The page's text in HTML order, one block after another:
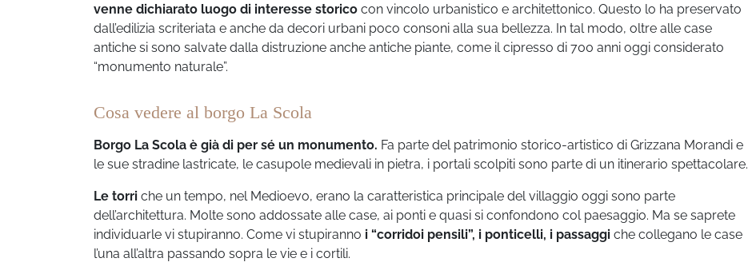
venne dichiarato luogo di interesse storico con vincolo urbanistico e architettonico. Questo lo ha preservato
dall’edilizia scriteriata e anche da decori urbani poco consoni alla sua bellezza. In tal modo, oltre alle case
antiche si sono salvate dalla distruzione anche antiche piante, come il cipresso di 700 anni oggi considerato
“monumento naturale”.
Cosa vedere al borgo La Scola
Borgo La Scola è già di per sé un monumento. Fa parte del patrimonio storico-artistico di Grizzana Morandi e
le sue stradine lastricate, le casupole medievali in pietra, i portali scolpiti sono parte di un itinerario spettacolare.
Le torri che un tempo, nel Medioevo, erano la caratteristica principale del villaggio oggi sono parte
dell’architettura. Molte sono addossate alle case, ai ponti e quasi si confondono col paesaggio. Ma se saprete
individuarle vi stupiranno. Come vi stupiranno i “corridoi pensili”, i ponticelli, i passaggi che collegano le case
l’una all’altra passando sopra le vie e i cortili.